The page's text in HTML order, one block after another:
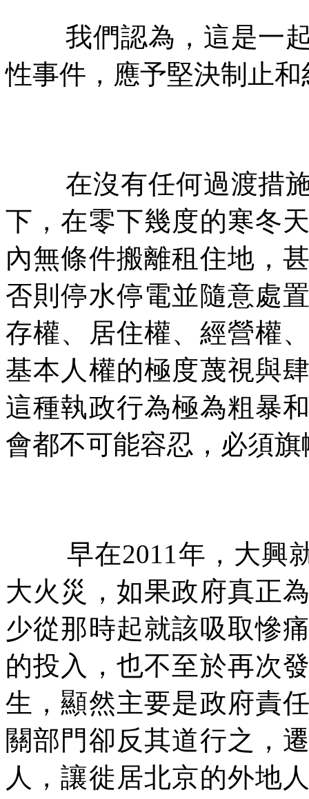
我們認為，這是一
性事件，應予堅決制止和
在沒有任何過渡措
下，在零下幾度的寒冬
內無條件搬離租住地，
否則停水停電並隨意處
存權、居住權、經營權
基本人權的極度蔑視與
這種執政行為極為粗暴
會都不可能容忍，必須
早在2011年，大興
大火災，如果政府真正
少從那時起就該吸取慘
的投入，也不至於再次
生，顯然主要是政府責
關部門卻反其道行之，
人，讓徙居北京的外地